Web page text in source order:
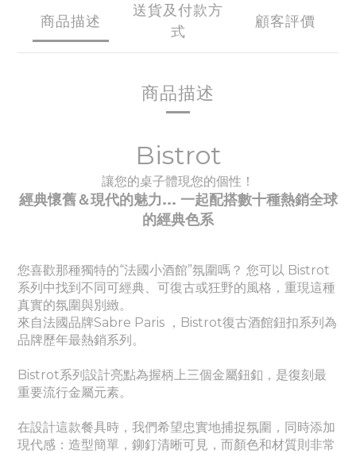
商品描述
送貨及付款方
式
顧客評價
商品描述
Bistrot
讓您的桌子體現您的個性！
經典懷舊＆現代的魅力... 一起配搭數十種熱銷全球
的經典色系
您喜歡那種獨特的“法國小酒館”氛圍嗎？ 您可以 Bistrot
系列中找到不同可經典、 可復古或狂野的風格，重現這種
真實的氛圍與別緻。
來自法國品牌Sabre Paris ，Bistrot復古酒館鈕扣系列為
品牌歷年最熱銷系列。
Bistrot系列設計亮點為握柄上三個金屬鈕釦，是復刻最
重要流行金屬元素。
在設計這款餐具時，我們希望忠實地捕捉氛圍，同時添加
現代感：造型簡單，鉚釘清晰可見，而顏色和材質則非常